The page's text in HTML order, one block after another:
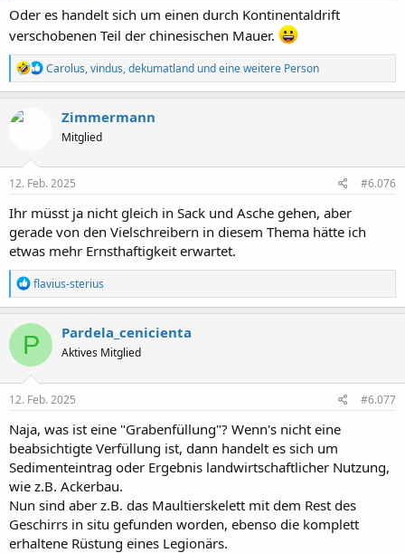
Oder es handelt sich um einen durch Kontinentaldrift
verschobenen Teil der chinesischen Mauer.
R
e
a
n
e
:
Carolus,vindus,dekumatland und eine weitere Person
Zimmermann
Mitglied
12. Feb. 2025 #6.076
Ihr müsst ja nicht gleich in Sack und Asche gehen, aber
gerade von den Vielschreibern in diesem Thema hätte ich
etwas mehr Ernsthaftigkeit erwartet.
R
e
a
k
t
o
n
e
:
flavius-sterius
P Pardela_cenicienta
Aktives Mitglied
12. Feb. 2025 #6.077
Naja, was ist eine "Grabenfüllung"? Wenn's nicht eine
beabsichtigte Verfüllung ist, dann handelt es sich um
Sedimenteintrag oder Ergebnis landwirtschaftlicher Nutzung,
wie z.B. Ackerbau.
Nun sind aber z.B. das Maultierskelett mit dem Rest des
Geschirrs in situ gefunden worden, ebenso die komplett
erhaltene Rüstung eines Legionärs.